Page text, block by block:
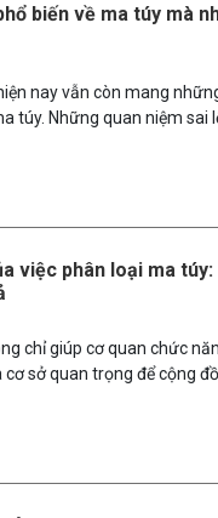
biến về ma túy mà
nay vẫn còn mang
túy. Những quan niệm sai
việc phân loại ma
chỉ giúp cơ quan chức
sở quan trọng để cộng